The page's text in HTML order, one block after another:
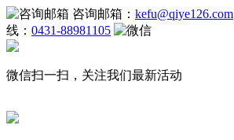
咨询邮箱： kefu@qiye126.com
线： 0431-88981105
微信扫一扫，关注我们最新活动